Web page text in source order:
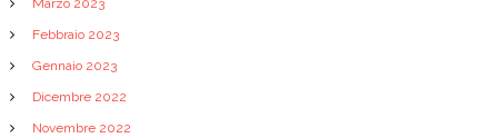
Febbraio 2023
Gennaio 2023
Dicembre 2022
Novembre 2022